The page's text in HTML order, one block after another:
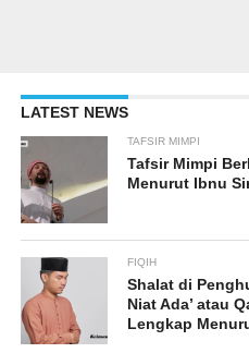
LATEST NEWS
TAFSIR MIMPI
Tafsir Mimpi
Menurut Ibnu
FIQIH
Shalat di
Niat Ada’ atau
Lengkap